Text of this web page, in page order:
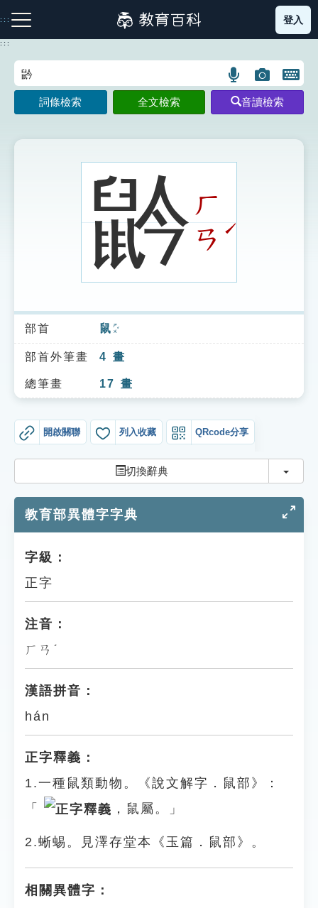
到
主
:::
注音索引圖示 筆畫索引圖示 部首索引表圖示
索引選單
知識索引
單字索引
貓頭鷹博士
登入
:::
語
言
搜
示
圖
片
搜
開
鍵
圖
詞條檢索 全文檢索 音讀檢索
䶃ㄏ
ㄢˊ
部首 鼠 ㄕㄨˇ
部首外筆畫 4 畫
總筆畫 17 畫
開啟關聯 列入收藏 QRcode分享
切換辭典 切換
教育部異體字字典
字級：
正字
注音：
ㄏㄢˊ
漢語拼音：
hán
正字釋義：
1.一種鼠類動物。《說文解字．鼠部》：
「
，鼠屬。」
2.蜥蜴。見澤存堂本《玉篇．鼠部》。
相關異體字：